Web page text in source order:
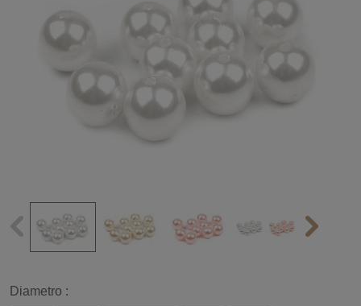
Diametro :